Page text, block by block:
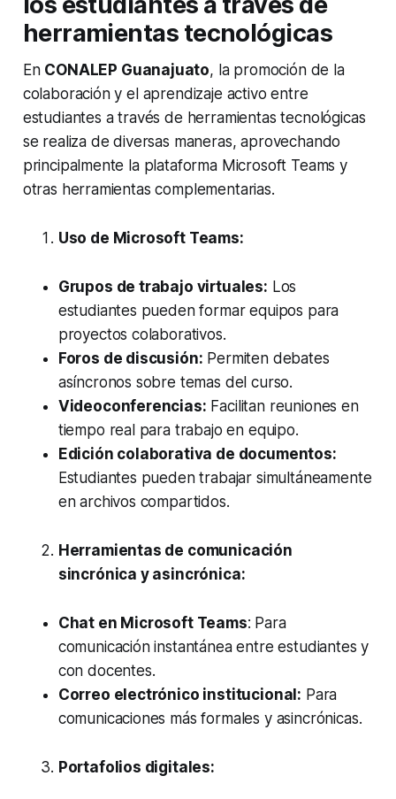
herramientas tecnológicas
En CONALEP Guanajuato, la promoción de la
colaboración y el aprendizaje activo entre
estudiantes a través de herramientas tecnológicas
se realiza de diversas maneras, aprovechando
principalmente la plataforma Microsoft Teams y
otras herramientas complementarias.
Uso de Microsoft Teams:
Grupos de trabajo virtuales: Los
estudiantes pueden formar equipos para
proyectos colaborativos.
Foros de discusión: Permiten debates
asíncronos sobre temas del curso.
Videoconferencias: Facilitan reuniones en
tiempo real para trabajo en equipo.
Edición colaborativa de documentos:
Estudiantes pueden trabajar simultáneamente
en archivos compartidos.
Herramientas de comunicación
sincrónica y asincrónica:
Chat en Microsoft Teams: Para
comunicación instantánea entre estudiantes y
con docentes.
Correo electrónico institucional: Para
comunicaciones más formales y asincrónicas.
Portafolios digitales: